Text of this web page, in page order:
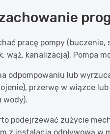
pracę pompy
wąż, kanalizacja). Pompa
odpompowaniu lub
przerwę w wiązce
wody).
podejrzewać zużycie